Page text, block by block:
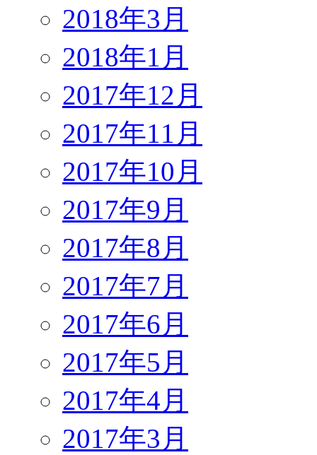
2018年3月
2018年1月
2017年12月
2017年11月
2017年10月
2017年9月
2017年8月
2017年7月
2017年6月
2017年5月
2017年4月
2017年3月